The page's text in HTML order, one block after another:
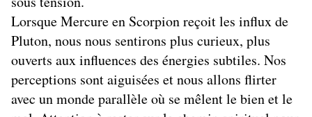
Lorsque Mercure en Scorpion reçoit les influx de
Pluton, nous nous sentirons plus curieux, plus
ouverts aux influences des énergies subtiles. Nos
perceptions sont aiguisées et nous allons flirter
avec un monde parallèle où se mêlent le bien et le